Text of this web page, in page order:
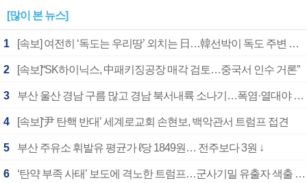
[많이 본 뉴스]
1 [속보] 여전히 ‘독도는 우리땅’ 외치는 日…韓선박이 독도 주변 해양조사 활동하자 반발
2 [속보]“SK하이닉스, 中패키징공장 매각 검토…중국서 인수 거론”
3 부산 울산 경남 구름 많고 경남 북서내륙 소나기…폭염·열대야 계속
4 [속보]‘尹 탄핵 반대’ 세계로교회 손현보, 백악관서 트럼프 접견
5 부산 주유소 휘발유 평균가 ℓ당 1849원… 전주보다 3원 ↓
6 ‘탄약 부족 사태’ 보도에 격노한 트럼프…군사기밀 유출자 색출 지시